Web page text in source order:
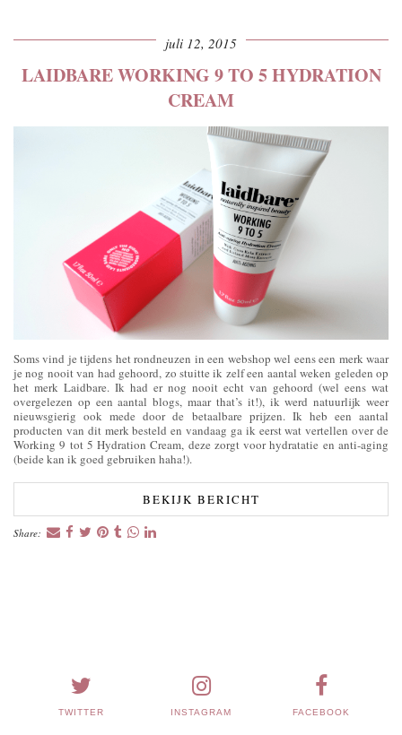
juli 12, 2015
LAIDBARE WORKING 9 TO 5 HYDRATION
CREAM
Soms vind je tijdens het rondneuzen in een webshop wel eens een merk waar
je nog nooit van had gehoord, zo stuitte ik zelf een aantal weken geleden op
het merk Laidbare. Ik had er nog nooit echt van gehoord (wel eens wat
overgelezen op een aantal blogs, maar that’s it!), ik werd natuurlijk weer
nieuwsgierig ook mede door de betaalbare prijzen. Ik heb een aantal
producten van dit merk besteld en vandaag ga ik eerst wat vertellen over de
Working 9 tot 5 Hydration Cream, deze zorgt voor hydratatie en anti-aging
(beide kan ik goed gebruiken haha!).
BEKIJK BERICHT
Share:
TWITTER INSTAGRAM FACEBOOK